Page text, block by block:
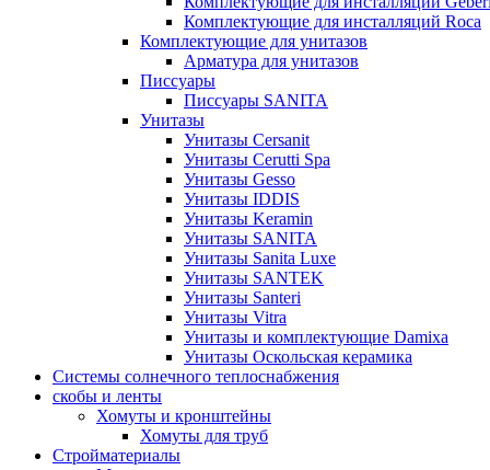
Комплектующие для инсталляций Roca
Комплектующие для унитазов
Арматура для унитазов
Писсуары
Писсуары SANITA
Унитазы
Унитазы Cersanit
Унитазы Cerutti Spa
Унитазы Gesso
Унитазы IDDIS
Унитазы Keramin
Унитазы SANITA
Унитазы Sanita Luxe
Унитазы SANTEK
Унитазы Santeri
Унитазы Vitra
Унитазы и комплектующие Damixa
Унитазы Оскольская керамика
Системы солнечного теплоснабжения
скобы и ленты
Хомуты и кронштейны
Хомуты для труб
Стройматериалы